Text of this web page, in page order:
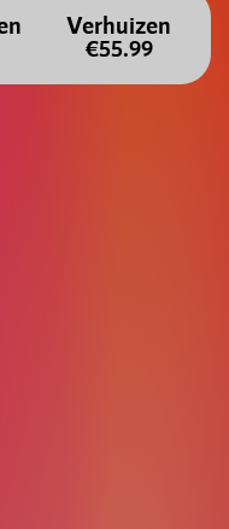
Verhuizen
€55.99